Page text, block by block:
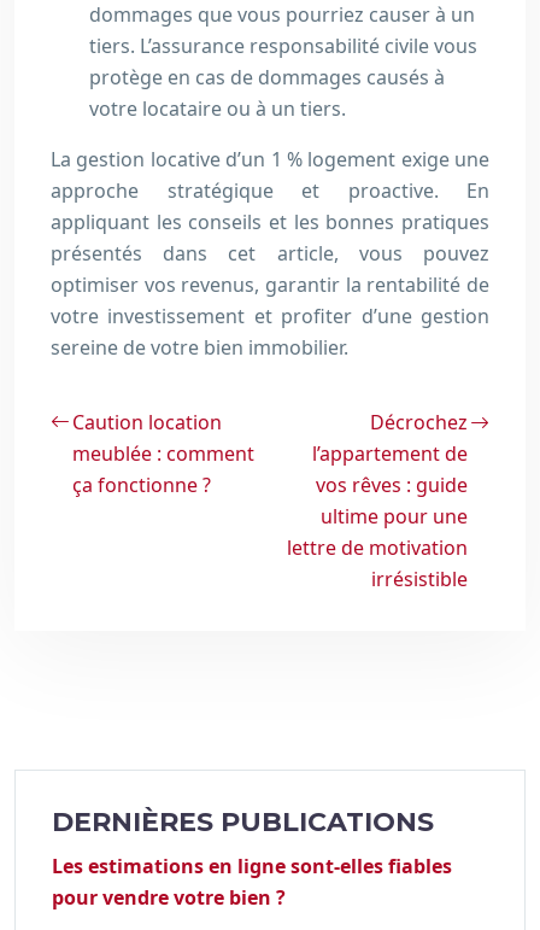
dommages que vous pourriez causer à un
tiers. L’assurance responsabilité civile vous
protège en cas de dommages causés à
votre locataire ou à un tiers.
La gestion locative d’un 1 % logement exige une
approche stratégique et proactive. En
appliquant les conseils et les bonnes pratiques
présentés dans cet article, vous pouvez
optimiser vos revenus, garantir la rentabilité de
votre investissement et profiter d’une gestion
sereine de votre bien immobilier.
Caution location
meublée : comment
ça fonctionne ?
Décrochez
l’appartement de
vos rêves : guide
ultime pour une
lettre de motivation
irrésistible
DERNIÈRES PUBLICATIONS
Les estimations en ligne sont-elles fiables
pour vendre votre bien ?